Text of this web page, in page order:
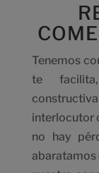
Tenemos
te
interlocutor
no hay
abaratamos